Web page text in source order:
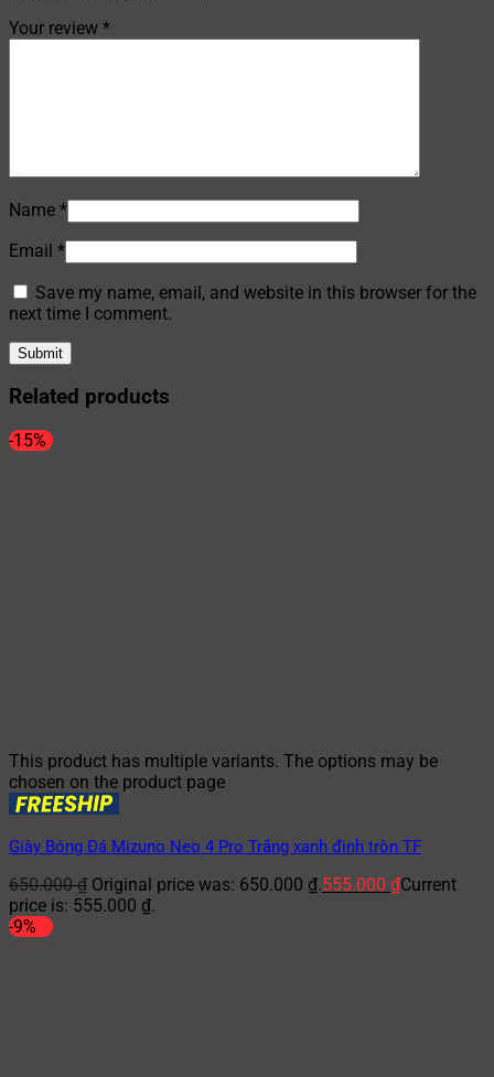
Your review *
Name *
Email *
Save my name, email, and website in this browser for the
next time I comment.
Related products
-15%
This product has multiple variants. The options may be
chosen on the product page
Giày Bóng Đá Mizuno Neo 4 Pro Trắng xanh đinh tròn TF
650.000₫ Original price was: 650.000 ₫.555.000 ₫Current
price is: 555.000 ₫.
-9%